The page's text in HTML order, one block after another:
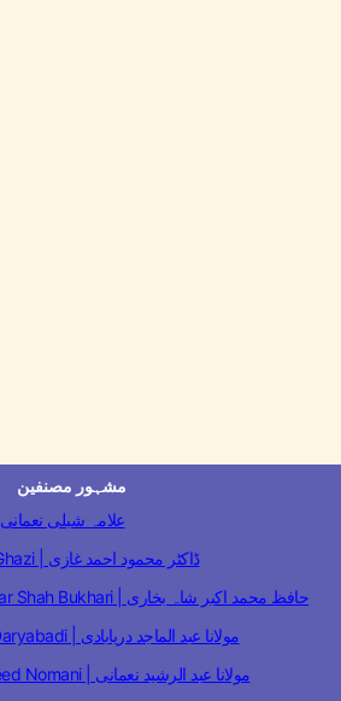
مشہور مصنفین
Allama Shibli Nomani | علامہ شبلی نعمانی
Dr. Mahmood Ahmad Ghazi | ڈاکٹر محمود احمد غازی
Hafiz Muhammad Akbar Shah Bukhari | حافظ محمد اکبر شاہ بخاری
Maulana Abdul Majid Daryabadi | مولانا عبد الماجد دریابادی
Maulana Abd Ur Rasheed Nomani | مولانا عبد الرشید نعمانی